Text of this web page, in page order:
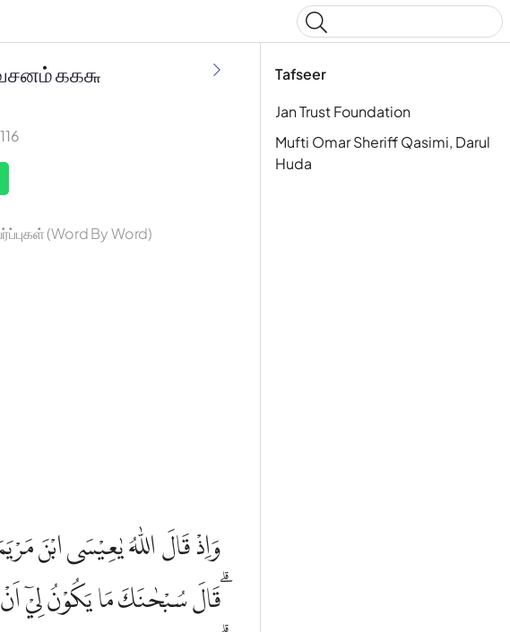
Tafseer
Jan Trust Foundation
Mufti Omar Sheriff Qasimi, Darul
Huda
வசனம் ௧௧௬
(Word By Word)
وَاِذْ قَالَ اللّٰهُ يٰعِيْسَى ابْنَ
ۗقَالَ سُبْحٰنَكَ مَا يَكُوْنُ لِيْٓ